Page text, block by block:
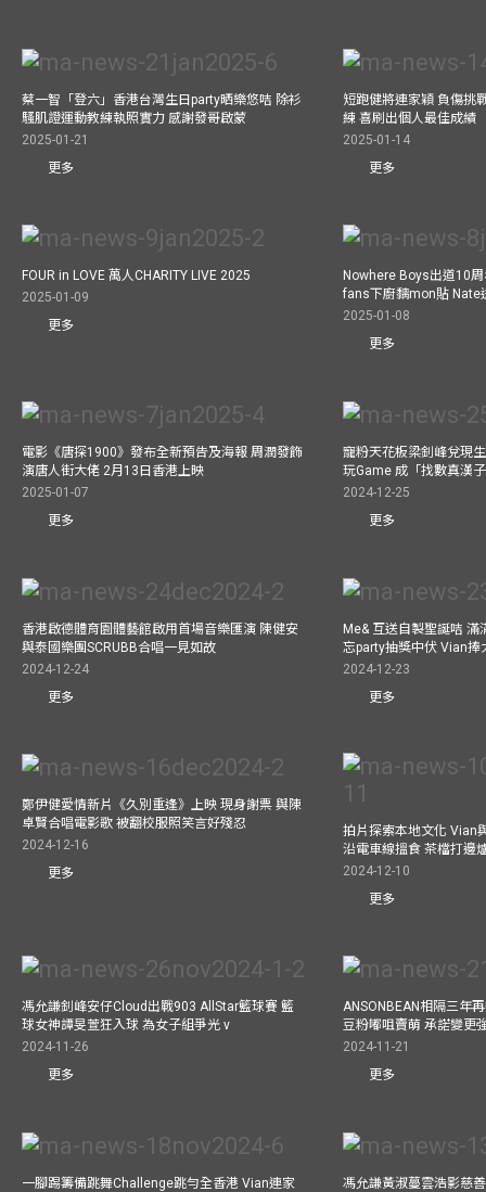
蔡一智「登六」香港台灣生日party晒樂悠咭 除衫
騷肌證運動教練執照實力 感謝發哥啟蒙
2025-01-21
更多
短跑健將連家穎 負傷挑
練 喜刷出個人最佳成績
2025-01-14
更多
FOUR in LOVE 萬人CHARITY LIVE 2025
2025-01-09
更多
Nowhere Boys出道10
fans下廚黐mon貼 Nate
2025-01-08
更多
電影《唐探1900》發布全新預告及海報 周潤發飾
演唐人街大佬 2月13日香港上映
2025-01-07
更多
寵粉天花板梁釗峰兌現
玩Game 成「找數真漢
2024-12-25
更多
香港啟德體育園體藝館啟用首場音樂匯演 陳健安
與泰國樂團SCRUBB合唱一見如故
2024-12-24
更多
Me& 互送自製聖誕咭
忘party抽獎中伏 Vian捧
2024-12-23
更多
鄭伊健愛情新片《久別重逢》上映 現身謝票 與陳
卓賢合唱電影歌 被翻校服照笑言好殘忍
2024-12-16
更多
拍片探索本地文化 Vian
沿電車線搵食 茶檔打邊
2024-12-10
更多
馮允謙釗峰安仔Cloud出戰903 AllStar籃球賽 籃
球女神譚旻萱狂入球 為女子組爭光 v
2024-11-26
更多
ANSONBEAN相隔三年
豆粉嘟咀賣萌 承諾變更
2024-11-21
更多
一腳踢籌備跳舞Challenge跳勻全香港 Vian連家
馮允謙黃淑蔓雲浩影慈